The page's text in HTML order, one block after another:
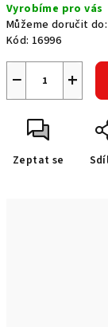
cena:
Vyrobíme pro vás
Můžeme doručit do:
Kód: 16996
+
−
Zeptat se